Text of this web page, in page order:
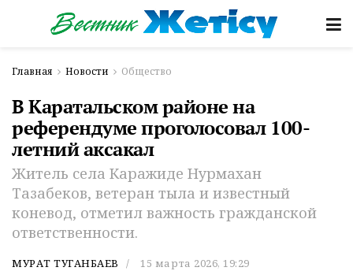
Главная Новости Общество
В Каратальском районе на
референдуме проголосовал 100-
летний аксакал
Житель села Каражиде Нурмахан
Тазабеков, ветеран тыла и известный
коневод, отметил важность гражданской
ответственности.
МУРАТ ТУГАНБАЕВ 15 марта 2026, 19:29